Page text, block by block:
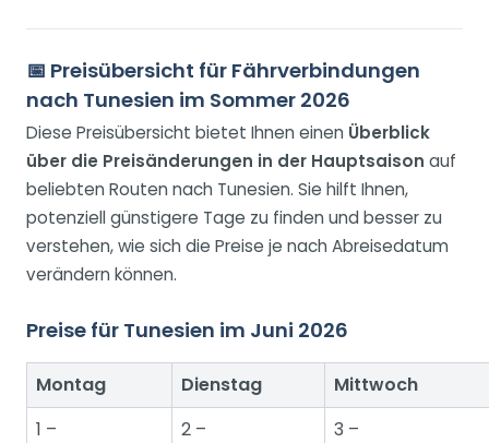
📅 Preisübersicht für Fährverbindungen
nach Tunesien im Sommer 2026
Diese Preisübersicht bietet Ihnen einen Überblick
über die Preisänderungen in der Hauptsaison auf
beliebten Routen nach Tunesien. Sie hilft Ihnen,
potenziell günstigere Tage zu finden und besser zu
verstehen, wie sich die Preise je nach Abreisedatum
verändern können.
Preise für Tunesien im Juni 2026
Montag Dienstag
Mittwoch
1 –
2 –
3 –